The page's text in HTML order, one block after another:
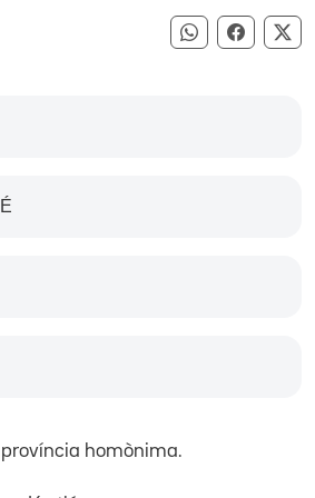
Compartir
homònima.